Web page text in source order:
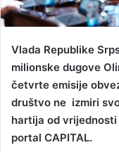
Vlada Republike
milionske dugove
četvrte emisije
društvo ne izmiri
hartija od
portal CAPITAL.